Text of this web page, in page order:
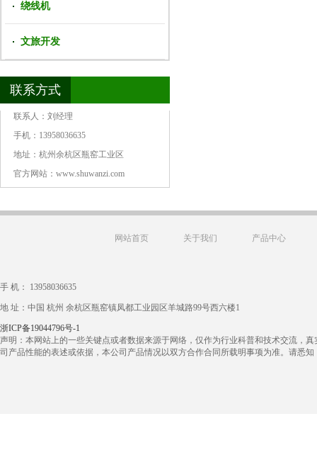
绕线机
文旅开发
联系方式
联系人：刘经理
手机：13958036635
地址：杭州余杭区瓶窑工业区
官方网站：www.shuwanzi.com
网站首页 关于我们 产品中心
手 机： 13958036635
地 址：中国 杭州 余杭区瓶窑镇凤都工业园区羊城路99号西六楼1
浙ICP备19044796号-1
声明：本网站上的一些关键点或者数据来源于网络，仅作为行业科普和技术交流，
司产品性能的表述或依据，本公司产品情况以双方合作合同所载明事项为准。请悉知